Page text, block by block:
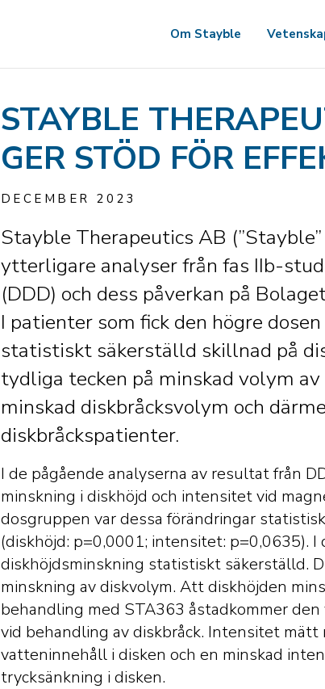
Om Stayble
STAYBLE
GER STÖD FÖR
DECEMBER 2023
Stayble Therapeutics AB
ytterligare analyser från fas IIb-
(DDD) och dess påverkan på
I patienter som fick den högre
statistiskt säkerställd skillnad på
tydliga tecken på minskad volym
minskad diskbråcksvolym och
diskbråckspatienter.
I de pågående analyserna av resultat från
minskning i diskhöjd och intensitet vid
dosgruppen var dessa förändringar
(diskhöjd: p=0,0001; intensitet: p=0,0635).
diskhöjdsminskning statistiskt säkerställd.
minskning av diskvolym. Att diskhöjden
behandling med STA363 åstadkommer
vid behandling av diskbråck. Intensitet
vatteninnehåll i disken och en minskad
trycksänkning i disken.